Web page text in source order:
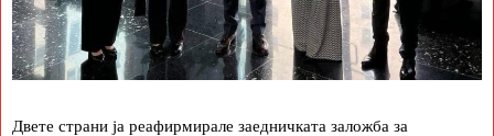
Двете страни ја реафирмирале заедничката заложба за